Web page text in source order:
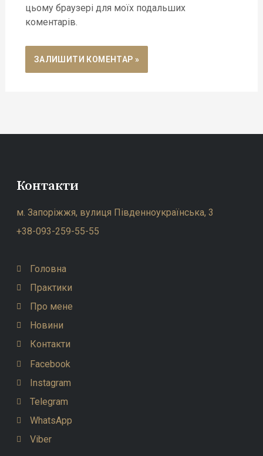
цьому браузері для моїх подальших
коментарів.
Контакти
м. Запоріжжя, вулиця Південноукраїнська, 3
+38-093-259-55-55
Головна
Практики
Про мене
Новини
Контакти
Facebook
Instagram
Telegram
WhatsApp
Viber